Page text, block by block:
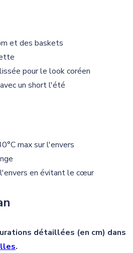
et des baskets
pour le look coréen
un short l'été
max sur l'envers
en évitant le cœur
détaillées (en cm) dans
.